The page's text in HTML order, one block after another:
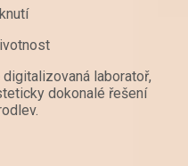
laboratoř,
dokonalé řešení